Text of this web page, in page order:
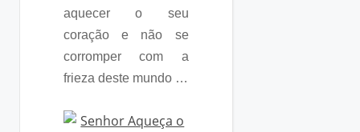
aquecer o seu
coração e não se
corromper com a
frieza deste mundo …